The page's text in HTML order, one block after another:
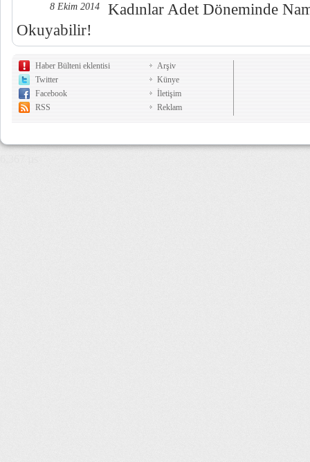
8 Ekim 2014
Kadınlar Adet Döneminde
Okuyabilir!
Haber Bülteni eklentisi
Twitter
Facebook
RSS
Arşiv
Künye
İletişim
Reklam